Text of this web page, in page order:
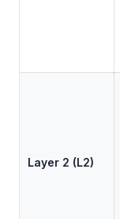
Layer 2 (L2)